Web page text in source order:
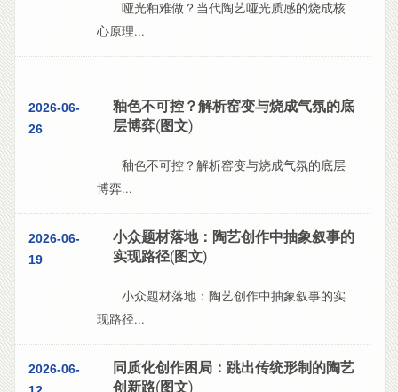
哑光釉难做？当代陶艺哑光质感的烧成核
心原理...
2026-06-
26
釉色不可控？解析窑变与烧成气氛的底
层博弈(图文)
釉色不可控？解析窑变与烧成气氛的底层
博弈...
2026-06-
19
小众题材落地：陶艺创作中抽象叙事的
实现路径(图文)
小众题材落地：陶艺创作中抽象叙事的实
现路径...
2026-06-
同质化创作困局：跳出传统形制的陶艺
创新路(图文)